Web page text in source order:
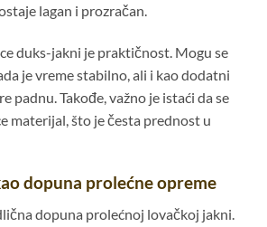
lagan i prozračan.
duks-jakni je praktičnost. Mogu se
je vreme stabilno, ali i kao dodatni
padnu. Takođe, važno je istaći da se
materijal, što je česta prednost u
dopuna prolećne opreme
dopuna prolećnoj lovačkoj jakni.